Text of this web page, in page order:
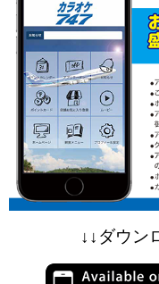
↓↓ダウン